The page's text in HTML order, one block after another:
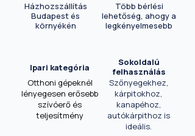
Házhozszállítás
Budapest és
környékén
Több bérlési
lehetőség, ahogy a
legkényelmesebb
Ipari kategória
Sokoldalú
felhasználás
Otthoni gépeknél
lényegesen erősebb
szívóerő és
teljesítmény
Szőnyegekhez,
kárpitokhoz,
kanapéhoz,
autókárpithoz is
ideális.